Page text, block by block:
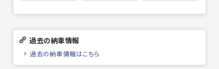
過去の納車情報
過去の納車情報はこちら